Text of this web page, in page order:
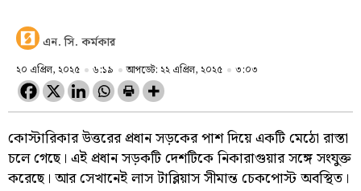
এন. সি. কর্মকার
২০ এপ্রিল, ২০২৫ ৬:১৯ আপডেট: ২২ এপ্রিল, ২০২৫ ৩:০৩
কোস্টারিকার উত্তরের প্রধান সড়কের পাশ দিয়ে একটি মেঠো রাস্তা
চলে গেছে। এই প্রধান সড়কটি দেশটিকে নিকারাগুয়ার সঙ্গে সংযুক্ত
করেছে। আর সেখানেই লাস টাব্লিয়াস সীমান্ত চেকপোস্ট অবস্থিত।